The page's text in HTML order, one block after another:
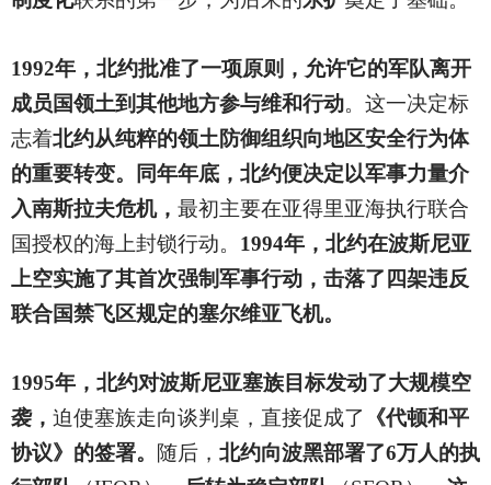
1992年，北约批准了一项原则，允许它的军队离开
成员国领土到其他地方参与维和行动。这一决定标
志着北约从纯粹的领土防御组织向地区安全行为体
的重要转变。同年年底，北约便决定以军事力量介
入南斯拉夫危机， 最初主要在亚得里亚海执行联合
国授权的海上封锁行动。 1994年，北约在波斯尼亚
上空实施了其首次强制军事行动，击落了四架违反
联合国禁飞区规定的塞尔维亚飞机。
1995年，北约对波斯尼亚塞族目标发动了大规模空
袭， 迫使塞族走向谈判桌，直接促成了
《代顿和平
协议》的签署。
随后， 北约向波黑部署了6万人的执